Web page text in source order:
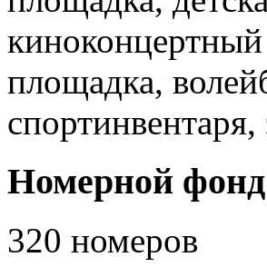
киноконцертный
площадка,
спортинвентаря,
Номерной фонд
320 номеров